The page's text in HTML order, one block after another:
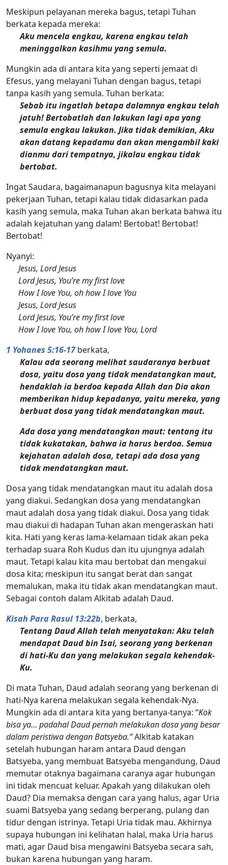
Meskipun pelayanan mereka bagus, tetapi Tuhan
berkata kepada mereka:
Aku mencela engkau, karena engkau telah
meninggalkan kasihmu yang semula.
Mungkin ada di antara kita yang seperti jemaat di
Efesus, yang melayani Tuhan dengan bagus, tetapi
tanpa kasih yang semula. Tuhan berkata:
Sebab itu ingatlah betapa dalamnya engkau telah
jatuh! Bertobatlah dan lakukan lagi apa yang
semula engkau lakukan. Jika tidak demikian, Aku
akan datang kepadamu dan akan mengambil kaki
dianmu dari tempatnya, jikalau engkau tidak
bertobat.
Ingat Saudara, bagaimanapun bagusnya kita melayani
pekerjaan Tuhan, tetapi kalau tidak didasarkan pada
kasih yang semula, maka Tuhan akan berkata bahwa itu
adalah kejatuhan yang dalam! Bertobat! Bertobat!
Bertobat!
Nyanyi:
Jesus, Lord Jesus
Lord Jesus, You’re my first love
How I love You, oh how I love You
Jesus, Lord Jesus
Lord Jesus, You’re my first love
How I love You, oh how I love You, Lord
1 Yohanes 5:16-17berkata,
Kalau ada seorang melihat saudaranya berbuat
dosa, yaitu dosa yang tidak mendatangkan maut,
hendaklah ia berdoa kepada Allah dan Dia akan
memberikan hidup kepadanya, yaitu mereka, yang
berbuat dosa yang tidak mendatangkan maut.
Ada dosa yang mendatangkan maut: tentang itu
tidak kukatakan, bahwa ia harus berdoa. Semua
kejahatan adalah dosa, tetapi ada dosa yang
tidak mendatangkan maut.
Dosa yang tidak mendatangkan maut itu adalah dosa
yang diakui. Sedangkan dosa yang mendatangkan
maut adalah dosa yang tidak diakui. Dosa yang tidak
mau diakui di hadapan Tuhan akan mengeraskan hati
kita. Hati yang keras lama-kelamaan tidak akan peka
terhadap suara Roh Kudus dan itu ujungnya adalah
maut. Tetapi kalau kita mau bertobat dan mengakui
dosa kita; meskipun itu sangat berat dan sangat
memalukan, maka itu tidak akan mendatangkan maut.
Sebagai contoh dalam Alkitab adalah Daud.
Kisah Para Rasul 13:22b, berkata,
Tentang Daud Allah telah menyatakan: Aku telah
mendapat Daud bin Isai, seorang yang berkenan
di hati-Ku dan yang melakukan segala kehendak-
Ku.
Di mata Tuhan, Daud adalah seorang yang berkenan di
hati-Nya karena melakukan segala kehendak-Nya.
Mungkin ada di antara kita yang bertanya-tanya: “Kok
bisa ya… padahal Daud pernah melakukan dosa yang besar
dalam peristiwa dengan Batsyeba.”Alkitab katakan
setelah hubungan haram antara Daud dengan
Batsyeba, yang membuat Batsyeba mengandung, Daud
memutar otaknya bagaimana caranya agar hubungan
ini tidak mencuat keluar. Apakah yang dilakukan oleh
Daud? Dia memaksa dengan cara yang halus, agar Uria
suami Batsyeba yang sedang berperang, pulang dan
tidur dengan istrinya. Tetapi Uria tidak mau. Akhirnya
supaya hubungan ini kelihatan halal, maka Uria harus
mati, agar Daud bisa mengawini Batsyeba secara sah,
bukan karena hubungan yang haram.